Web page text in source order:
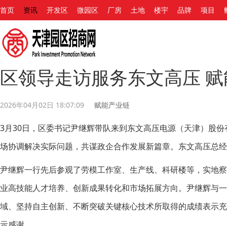
首页 资讯 开发区 微园区 厂房 土地 楼宇 品牌 项目
区领导走访服务东文高压
2026年04月02日 18:07:09 赋能产业链
3月30日，区委书记尹继辉带队来到东文高压电源（天津）股
场协调解决实际问题，共谋政企合作发展新篇章。东文高压总
尹继辉一行先后参观了劳模工作室、生产线、科研楼等，实地
业高技能人才培养、创新成果转化和市场拓展方向。尹继辉与
域、坚持自主创新、不断突破关键核心技术所取得的成绩表示